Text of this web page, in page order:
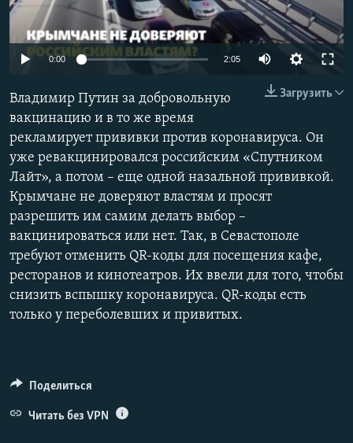
ПОБЕДИТЕЛЕЙ НЕ СУДЯТ?
КРЫМ.НЕПОКОРЕННЫЙ
УКРАИНСКАЯ ПРОБЛЕМА КРЫМА
ПРИСОЕДИНЯЙТЕСЬ!
Все сайты RFE/RL
0:00 2:05
Загрузить
Владимир Путин за добровольную
вакцинацию и в то же время
рекламирует прививки против коронавируса. Он
уже ревакцинировался российским «Спутником
Лайт», а потом – еще одной назальной прививкой.
Крымчане не доверяют властям и просят
разрешить им самим делать выбор –
вакцинироваться или нет. Так, в Севастополе
требуют отменить QR-коды для посещения кафе,
ресторанов и кинотеатров. Их ввели для того, чтобы
снизить вспышку коронавируса. QR-коды есть
только у переболевших и привитых.
Поделиться
Читать без VPN